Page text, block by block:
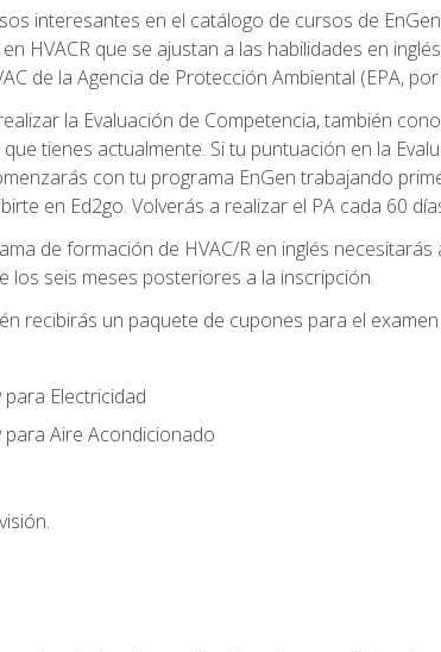
interesantes en el catálogo de cursos de
HVACR que se ajustan a las habilidades en
de la Agencia de Protección Ambiental (EPA,
la Evaluación de Competencia, también
tienes actualmente. Si tu puntuación en la
con tu programa EnGen trabajando
en Ed2go. Volverás a realizar el PA cada 60
de formación de HVAC/R en inglés
los seis meses posteriores a la inscripción.
recibirás un paquete de cupones para el
Electricidad
para Aire Acondicionado